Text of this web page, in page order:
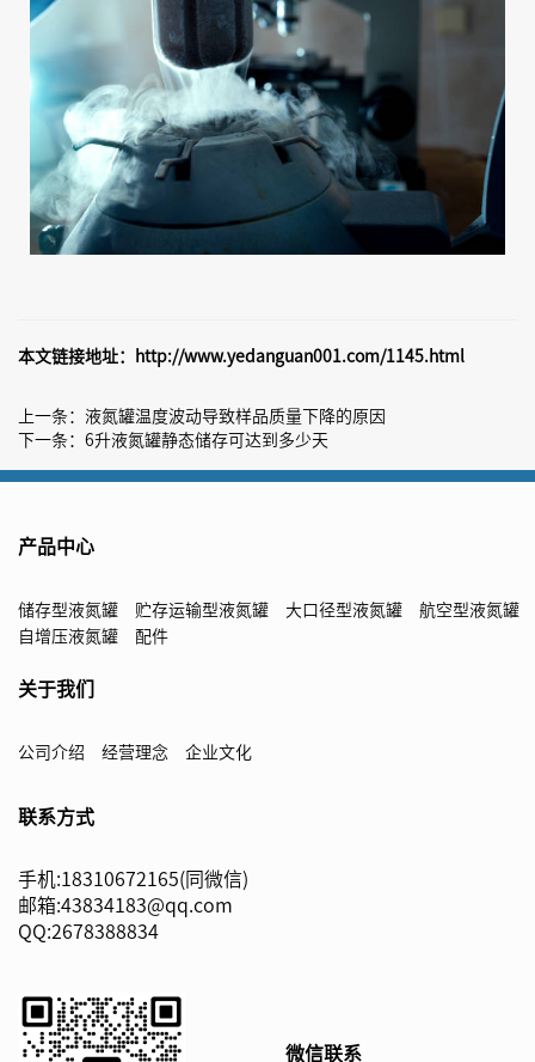
本文链接地址： http://www.yedanguan001.com/1145.html
上一条： 液氮罐温度波动导致样品质量下降的原因
下一条： 6升液氮罐静态储存可达到多少天
产品中心
储存型液氮罐 贮存运输型液氮罐 大口径型液氮罐
航空型液氮罐
自增压液氮罐
配件
关于我们
公司介绍 经营理念 企业文化
联系方式
手机:18310672165(同微信)
邮箱:43834183@qq.com
QQ:2678388834
微信联系